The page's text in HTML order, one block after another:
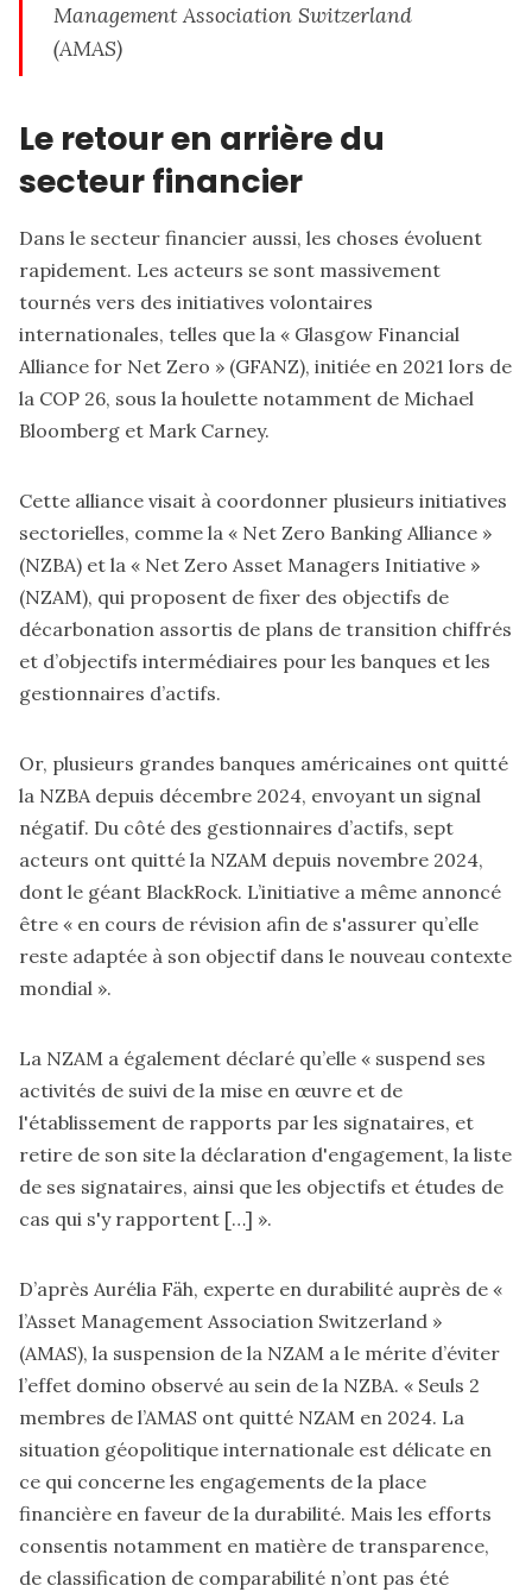
Management Association Switzerland
(AMAS)
Le retour en arrière du
secteur financier
Dans le secteur financier aussi, les choses évoluent
rapidement. Les acteurs se sont massivement
tournés vers des initiatives volontaires
internationales, telles que la « Glasgow Financial
Alliance for Net Zero » (GFANZ), initiée en 2021 lors de
la COP 26, sous la houlette notamment de Michael
Bloomberg et Mark Carney.
Cette alliance visait à coordonner plusieurs initiatives
sectorielles, comme la « Net Zero Banking Alliance »
(NZBA) et la « Net Zero Asset Managers Initiative »
(NZAM), qui proposent de fixer des objectifs de
décarbonation assortis de plans de transition chiffrés
et d’objectifs intermédiaires pour les banques et les
gestionnaires d’actifs.
Or, plusieurs grandes banques américaines ont quitté
la NZBA depuis décembre 2024, envoyant un signal
négatif. Du côté des gestionnaires d’actifs, sept
acteurs ont quitté la NZAM depuis novembre 2024,
dont le géant BlackRock. L’initiative a même annoncé
être « en cours de révision afin de s'assurer qu’elle
reste adaptée à son objectif dans le nouveau contexte
mondial ».
La NZAM a également déclaré qu’elle « suspend ses
activités de suivi de la mise en œuvre et de
l'établissement de rapports par les signataires, et
retire de son site la déclaration d'engagement, la liste
de ses signataires, ainsi que les objectifs et études de
cas qui s'y rapportent […] ».
D’après Aurélia Fäh, experte en durabilité auprès de «
l’Asset Management Association Switzerland »
(AMAS), la suspension de la NZAM a le mérite d’éviter
l’effet domino observé au sein de la NZBA. « Seuls 2
membres de l’AMAS ont quitté NZAM en 2024. La
situation géopolitique internationale est délicate en
ce qui concerne les engagements de la place
financière en faveur de la durabilité. Mais les efforts
consentis notamment en matière de transparence,
de classification de comparabilité n’ont pas été